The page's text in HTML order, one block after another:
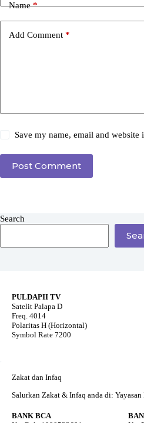
Name*
Add Comment *
Save my name, email and
Post Comment
Search
PULDAPII TV
Satelit Palapa D
Freq. 4014
Polaritas H (Horizontal)
Symbol Rate 7200
Zakat dan Infaq
Salurkan Zakat & Infaq anda di:
BANK BCA